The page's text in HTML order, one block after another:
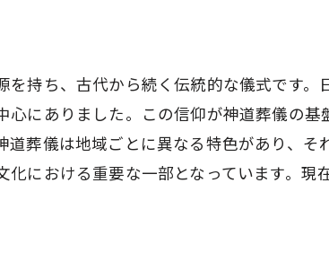
神道葬儀での心構えとその重要性
神道葬儀中の礼儀正しい振る舞い方
故人への敬意を表す神道のしきたり
遺族を支えるための参列者の役割
持ち、古代から続く伝統的な儀式です
にありました。この信仰が神道葬儀の
葬儀は地域ごとに異なる特色があり、そ
における重要な一部となっています。